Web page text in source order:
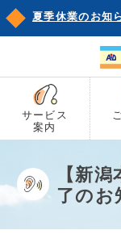
夏季休業のお知
サービス
案内
【新
了のお